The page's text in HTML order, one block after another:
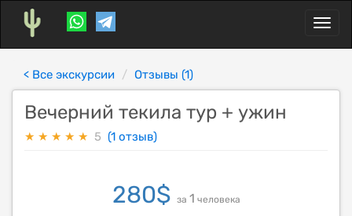
Toggle
< Все экскурсии Отзывы (1)
Вечерний текила тур + ужин
★ ★ ★ ★ ★ 5 (1 отзыв)
280$ за 1 человека